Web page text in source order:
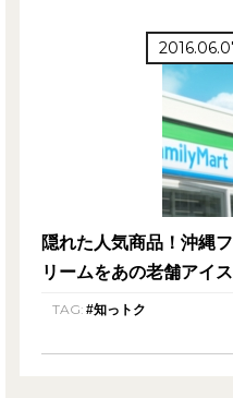
隠れた人気商品！沖縄
リームをあの老舗アイ
TAG: #知っトク